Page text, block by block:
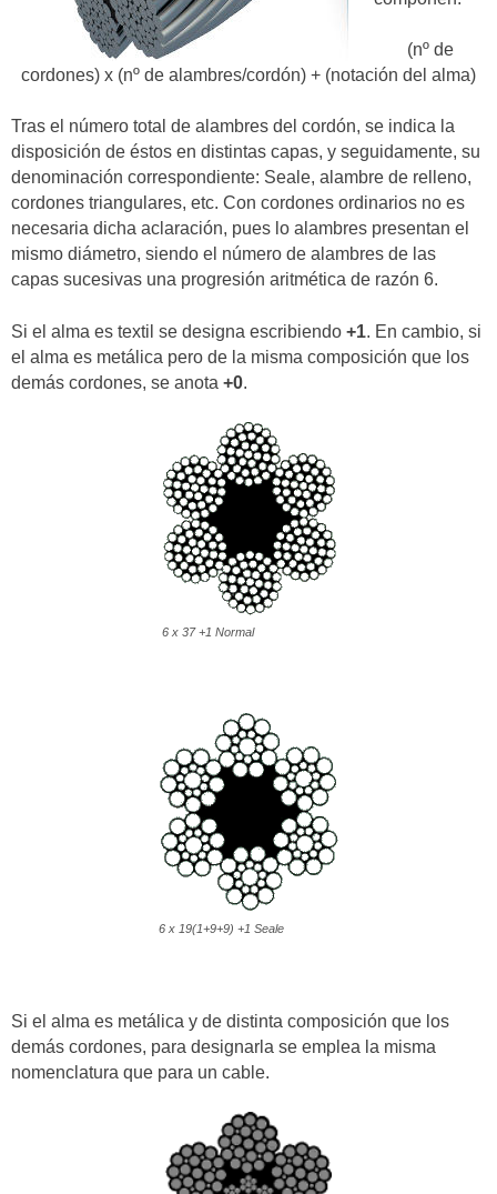
(nº de
cordones) x (nº de alambres/cordón) + (notación del alma)
Tras el número total de alambres del cordón, se indica la
disposición de éstos en distintas capas, y seguidamente, su
denominación correspondiente: Seale, alambre de relleno,
cordones triangulares, etc. Con cordones ordinarios no es
necesaria dicha aclaración, pues lo alambres presentan el
mismo diámetro, siendo el número de alambres de las
capas sucesivas una progresión aritmética de razón 6.
Si el alma es textil se designa escribiendo +1. En cambio, si
el alma es metálica pero de la misma composición que los
demás cordones, se anota +0.
6 x 37 +1 Normal
6 x 19(1+9+9) +1 Seale
Si el alma es metálica y de distinta composición que los
demás cordones, para designarla se emplea la misma
nomenclatura que para un cable.